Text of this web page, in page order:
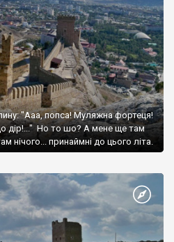
"Ааа, попса! Муляжна фортеця!
дір!..." Но то шо? А мене ще там
нічого... принаймні до цього літа.